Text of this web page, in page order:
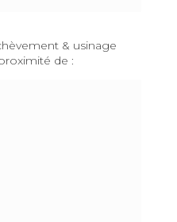
& usinage
de :